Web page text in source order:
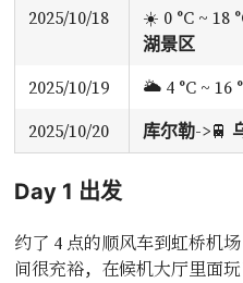
2025/10/18 ☀️ 0 °C ~ 18
湖景区
2025/10/19 🌥️ 4 °C ~ 16
2025/10/20 库尔勒->🚆
Day 1 出发
约了 4 点的顺风车到虹桥机
间很充裕，在候机大厅里面玩